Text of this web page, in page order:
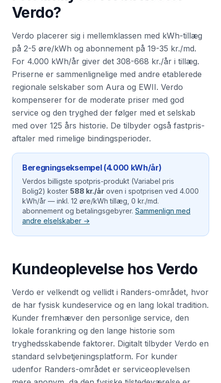
Verdo?
Verdo placerer sig i mellemklassen med kWh-tillæg
på 2-5 øre/kWh og abonnement på 19-35 kr./md.
For 4.000 kWh/år giver det 308-668 kr./år i tillæg.
Priserne er sammenlignelige med andre etablerede
regionale selskaber som Aura og EWII. Verdo
kompenserer for de moderate priser med god
service og den tryghed der følger med et selskab
med over 125 års historie. De tilbyder også fastpris-
aftaler med rimelige bindingsperioder.
Beregningseksempel (4.000 kWh/år)
Verdos billigste spotpris-produkt (Variabel pris
Bolig2) koster 588 kr./år oven i spotprisen ved 4.000
kWh/år — inkl. 12 øre/kWh tillæg, 0 kr./md.
abonnement og betalingsgebyrer. Sammenlign med
andre elselskaber →
Kundeoplevelse hosVerdo
Verdo er velkendt og vellidt i Randers-området, hvor
de har fysisk kundeservice og en lang lokal tradition.
Kunder fremhæver den personlige service, den
lokale forankring og den lange historie som
tryghedsskabende faktorer. Digitalt tilbyder Verdo en
standard selvbetjeningsplatform. For kunder
udenfor Randers-området er serviceoplevelsen